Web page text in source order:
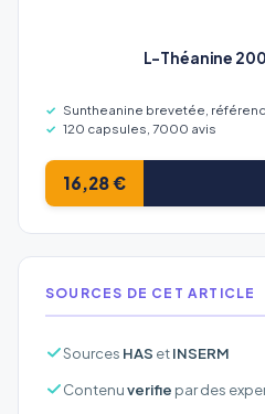
L-Théanine
Suntheanine brevetée,
120 capsules, 7000 avis
16,28 €
SOURCES DE CET ARTICLE
Sources HAS etINSERM
Contenuverifie par des